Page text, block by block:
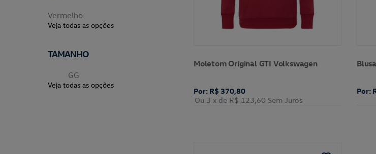
Vermelho
Veja todas as opções
TAMANHO
GG
Veja todas as opções
Moletom Original GTI Volkswagen
Por: R$ 370,80
Ou 3 x de R$ 123,60 Sem Juros
Por: